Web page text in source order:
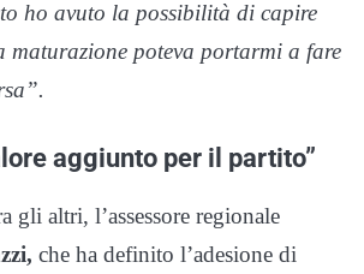
ho avuto la possibilità di capire
maturazione poteva portarmi a fare
aggiunto per il partito”
gli altri, l’assessore regionale
che ha definito l’adesione di